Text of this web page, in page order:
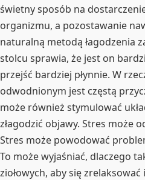
świetny sposób na
organizmu, a pozostawanie
naturalną metodą łagodzenia
stolcu sprawia, że jest on
przejść bardziej płynnie. W
odwodnionym jest częstą
może również stymulować
złagodzić objawy. Stres może
Stres może powodować
To może wyjaśniać, dlaczego
ziołowych, aby się